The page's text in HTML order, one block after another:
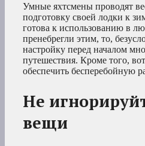
Умные яхтсмены проводят
подготовку своей лодки к
готова к использованию в
пренебрегли этим, то,
настройку перед началом
путешествия. Кроме того,
обеспечить бесперебойную
Не
вещи